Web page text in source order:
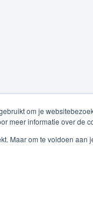
om je
meer informatie over de
Maar om te voldoen